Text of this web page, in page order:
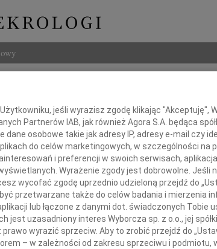
przyjęliśmy wiadomość
nagłej śmierci
jeśli wyrazisz zgodę klikając "Akceptuję",
Partnerów IAB, jak również Agora S.A. będąca
dane osobowe takie jak adresy IP, adresy e-mail czy
do celów marketingowych, w szczególności na
i preferencji w swoich serwisach,
Wyrażenie zgody jest dobrowolne. Jeśli
wycofać zgodę uprzednio udzieloną przejdź do
przetwarzane także do celów badania i mierzenia
lub łączone z danymi dot. świadczonych Tobie
jest uzasadniony interes Wyborcza sp. z o.o., jej
wyrazić sprzeciw. Aby to zrobić przejdź do
– w zależności od zakresu sprzeciwu i podmiotu,